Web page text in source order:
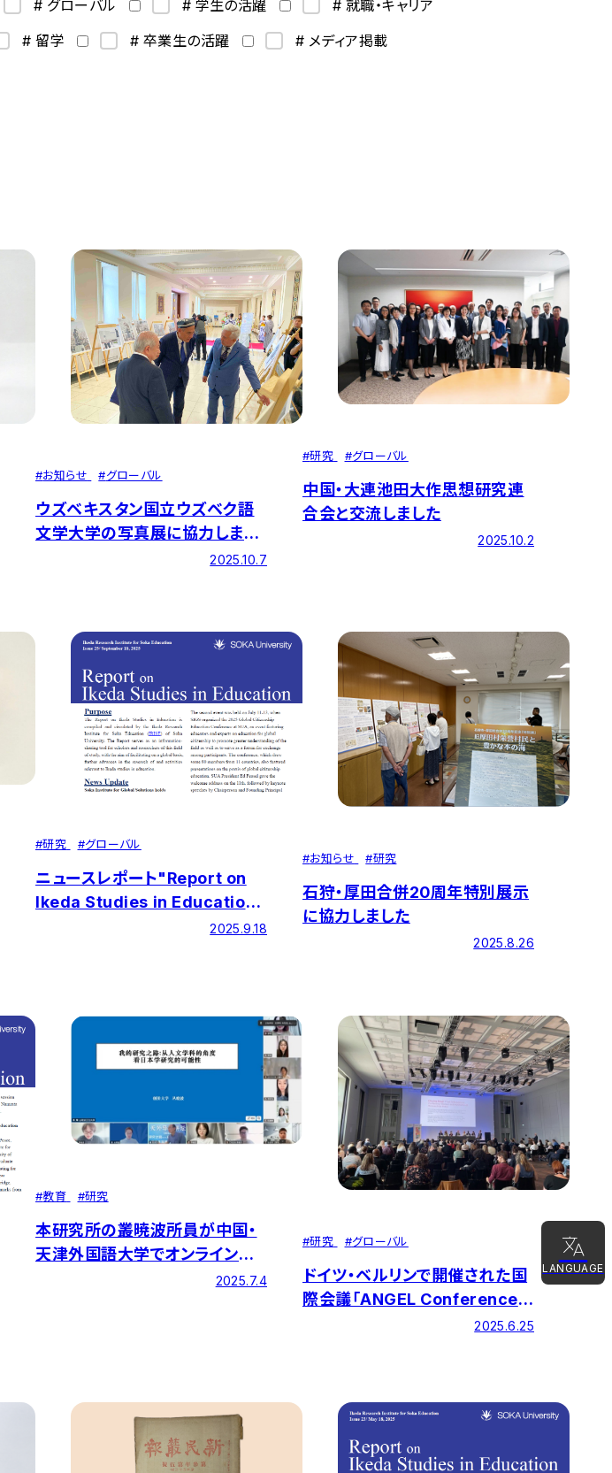
# グローバル # 学生の活躍
# 就職・キャリア
# 留学 # 卒業生の活躍
# メディア掲載
#お知らせ #グローバル
ウズベキスタン国立ウズベク語
文学大学の写真展に協力しまし
2025.10.7
#研究 #グローバル
中国・大連池田大作思想研究連
合会と交流しました
2025.10.2
#研究 #グローバル
ニュースレポート"Report on
Ikeda Studies in Education"
2025.9.18
#お知らせ #研究
石狩・厚田合併20周年特別展示
に協力しました
2025.8.26
#教育 #研究
本研究所の叢暁波所員が中国・
天津外国語大学でオンライン講
2025.7.4
#研究 #グローバル
ドイツ・ベルリンで開催された国
際会議「ANGEL Conference
2025」で本研究所教員が発表
2025.6.25
LANGUAGE
한국어